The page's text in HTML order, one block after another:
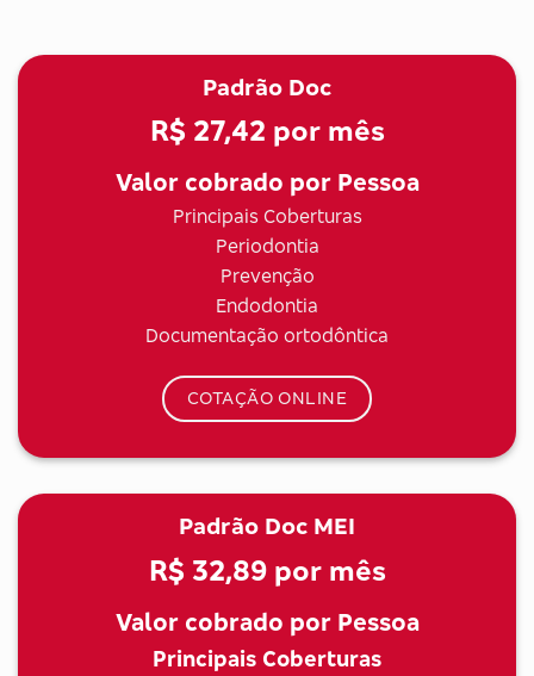
Padrão Doc
R$ 27,42 por mês
Valor cobrado por Pessoa
Principais Coberturas
Periodontia
Prevenção
Endodontia
Documentação ortodôntica
COTAÇÃO ONLINE
Padrão Doc MEI
R$ 32,89por mês
Valor cobrado por Pessoa
Principais Coberturas